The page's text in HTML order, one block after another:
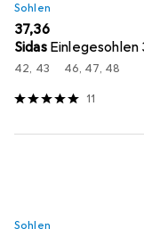
Sohlen
EUR
37,36
Sidas Einlegesohlen
42, 43 46, 47, 48
11
Sohlen